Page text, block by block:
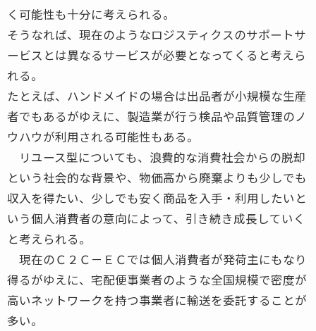
く可能性も十分に考えられる。
そうなれば、現在のようなロジスティクスのサポートサ
ービスとは異なるサービスが必要となってくると考えら
れる。
たとえば、ハンドメイドの場合は出品者が小規模な生産
者でもあるがゆえに、製造業が行う検品や品質管理のノ
ウハウが利用される可能性もある。
リユース型についても、浪費的な消費社会からの脱却
という社会的な背景や、物価高から廃棄よりも少しでも
収入を得たい、少しでも安く商品を入手・利用したいと
いう個人消費者の意向によって、引き続き成長していく
と考えられる。
現在のＣ２Ｃ－ＥＣでは個人消費者が発荷主にもなり
得るがゆえに、宅配便事業者のような全国規模で密度が
高いネットワークを持つ事業者に輸送を委託することが
多い。